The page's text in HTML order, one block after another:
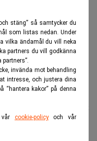
stäng” så samtycker du
som listas nedan. Under
vilka ändamål du vill neka
partners du vill godkänna
partners”.
invända mot behandling
intresse, och justera dina
kakor” på denna
cookie-policyoch vår
det naturligt att
minns att han gjorde
växte så
miljarder dollar.
Buffett till att han
vara en av de tio mest
kallar ”ovarian